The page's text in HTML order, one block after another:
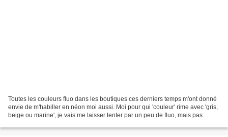
Toutes les couleurs fluo dans les boutiques ces derniers temps m'ont donné
envie de m'habiller en néon moi aussi. Moi pour qui 'couleur' rime avec 'gris,
beige ou marine', je vais me laisser tenter par un peu de fluo, mais pas